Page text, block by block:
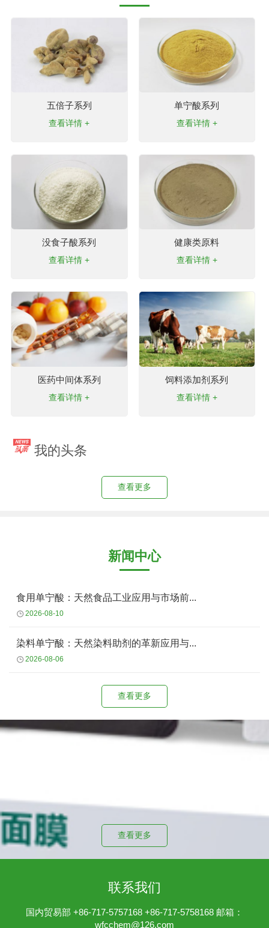
五倍子系列
查看详情 +
单宁酸系列
查看详情 +
没食子酸系列
查看详情 +
健康类原料
查看详情 +
医药中间体系列
查看详情 +
饲料添加剂系列
查看详情 +
我的头条
查看更多
新闻中心
食用单宁酸：天然食品工业应用与市场前...
2026-08-10
染料单宁酸：天然染料助剂的革新应用与...
2026-08-06
查看更多
查看更多
联系我们
国内贸易部 +86-717-5757168 +86-717-5758168 邮箱：
wfcchem@126.com